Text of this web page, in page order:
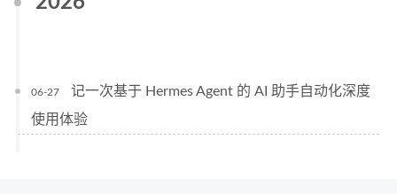
06-27
记一次基于 Hermes Agent 的 AI 助手自动化深度
使用体验